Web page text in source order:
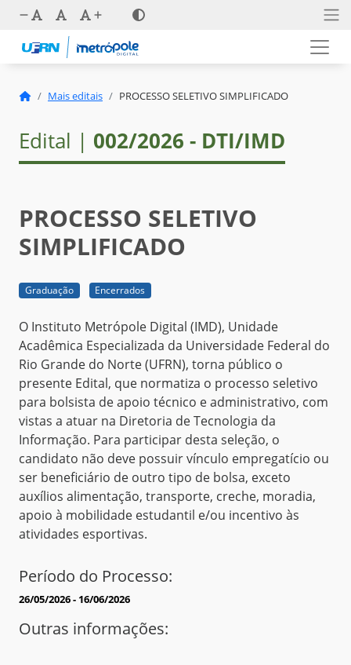
Mais editais PROCESSO SELETIVO SIMPLIFICADO
Edital | 002/2026 - DTI/IMD
PROCESSO SELETIVO
SIMPLIFICADO
Graduação Encerrados
O Instituto Metrópole Digital (IMD), Unidade
Acadêmica Especializada da Universidade Federal do
Rio Grande do Norte (UFRN), torna público o
presente Edital, que normatiza o processo seletivo
para bolsista de apoio técnico e administrativo, com
vistas a atuar na Diretoria de Tecnologia da
Informação. Para participar desta seleção, o
candidato não deve possuir vínculo empregatício ou
ser beneficiário de outro tipo de bolsa, exceto
auxílios alimentação, transporte, creche, moradia,
apoio à mobilidade estudantil e/ou incentivo às
atividades esportivas.
Período do Processo:
26/05/2026 - 16/06/2026
Outras informações: